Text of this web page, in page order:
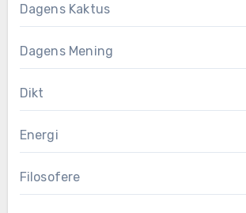
Dagens Kaktus
Dagens Mening
Dikt
Energi
Filosofere